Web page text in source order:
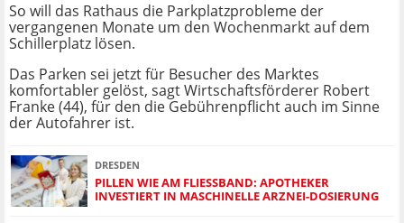
So will das Rathaus die Parkplatzprobleme der
vergangenen Monate um den Wochenmarkt auf dem
Schillerplatz lösen.
Das Parken sei jetzt für Besucher des Marktes
komfortabler gelöst, sagt Wirtschaftsförderer Robert
Franke (44), für den die Gebührenpflicht auch im Sinne
der Autofahrer ist.
DRESDEN
PILLEN WIE AM FLIESSBAND: APOTHEKER I
NVESTIERT IN MASCHINELLE ARZNEI-DOSIERUNG